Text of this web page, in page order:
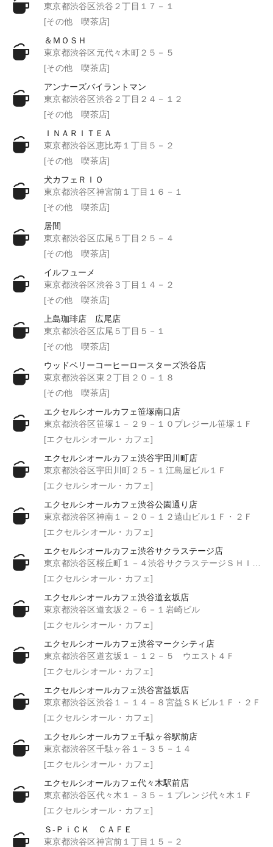
東京都渋谷区渋谷２丁目１７－１
[その他 喫茶店]
＆ＭＯＳＨ
東京都渋谷区元代々木町２５－５
[その他 喫茶店]
アンナーズバイラントマン
東京都渋谷区渋谷２丁目２４－１２
[その他 喫茶店]
ＩＮＡＲＩＴＥＡ
東京都渋谷区恵比寿１丁目５－２
[その他 喫茶店]
犬カフェＲＩＯ
東京都渋谷区神宮前１丁目１６－１
[その他 喫茶店]
居間
東京都渋谷区広尾５丁目２５－４
[その他 喫茶店]
イルフューメ
東京都渋谷区渋谷３丁目１４－２
[その他 喫茶店]
上島珈琲店 広尾店
東京都渋谷区広尾５丁目５－１
[その他 喫茶店]
ウッドベリーコーヒーロースターズ渋谷店
東京都渋谷区東２丁目２０－１８
[その他 喫茶店]
エクセルシオールカフェ笹塚南口店
東京都渋谷区笹塚１－２９－１０プレジール笹塚１Ｆ
[エクセルシオール・カフェ]
エクセルシオールカフェ渋谷宇田川町店
東京都渋谷区宇田川町２５－１江島屋ビル１Ｆ
[エクセルシオール・カフェ]
エクセルシオールカフェ渋谷公園通り店
東京都渋谷区神南１－２０－１２遠山ビル１Ｆ・２Ｆ
[エクセルシオール・カフェ]
エクセルシオールカフェ渋谷サクラステージ店
東京都渋谷区桜丘町１－４渋谷サクラステージＳＨＩＢＵＹＡサイド１Ｆ
[エクセルシオール・カフェ]
エクセルシオールカフェ渋谷道玄坂店
東京都渋谷区道玄坂２－６－１岩崎ビル
[エクセルシオール・カフェ]
エクセルシオールカフェ渋谷マークシティ店
東京都渋谷区道玄坂１－１２－５ ウエスト４Ｆ
[エクセルシオール・カフェ]
エクセルシオールカフェ渋谷宮益坂店
東京都渋谷区渋谷１－１４－８宮益ＳＫビル１Ｆ・２Ｆ
[エクセルシオール・カフェ]
エクセルシオールカフェ千駄ヶ谷駅前店
東京都渋谷区千駄ヶ谷１－３５－１４
[エクセルシオール・カフェ]
エクセルシオールカフェ代々木駅前店
東京都渋谷区代々木１－３５－１プレンジ代々木１Ｆ
[エクセルシオール・カフェ]
Ｓ‐ＰｉＣＫ ＣＡＦＥ
東京都渋谷区神宮前１丁目１５－２